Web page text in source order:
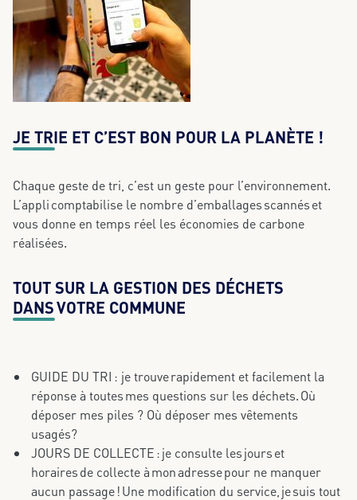
JE TRIE ET C’EST BON POUR LA PLANÈTE !
Chaque geste de tri, c’est un geste pour l’environnement.
L’appli comptabilise le nombre d’emballages scannés et
vous donne en temps réel les économies de carbone
réalisées.
TOUT SUR LA GESTION DES DÉCHETS
DANS VOTRE COMMUNE
GUIDE DU TRI : je trouve rapidement et facilement la
réponse à toutes mes questions sur les déchets. Où
déposer mes piles ? Où déposer mes vêtements
usagés?
JOURS DE COLLECTE : je consulte les jours et
horaires de collecte à mon adresse pour ne manquer
aucun passage ! Une modification du service, je suis tout